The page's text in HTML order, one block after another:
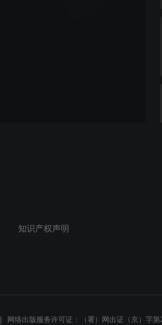
知识产权声明
网络出版服务许可证：（署）网出证（京）字